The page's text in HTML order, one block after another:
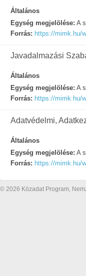
Általános
Egység megjelölése: A
Forrás: https://mimk.hu/
Javadalmazási
Általános
Egység megjelölése: A
Forrás: https://mimk.hu/
Adatvédelmi,
Általános
Egység megjelölése: A
Forrás: https://mimk.hu/
© 2026 Közadat Program,